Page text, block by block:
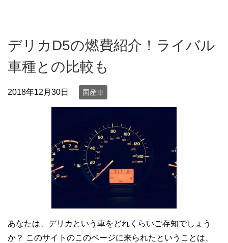
デリカD5の燃費紹介！ライバル
車種との比較も
2018年12月30日 国産車
あなたは、デリカという車をどれくらいご存知でしょう
か？ このサイトのこのページに来られたということは、